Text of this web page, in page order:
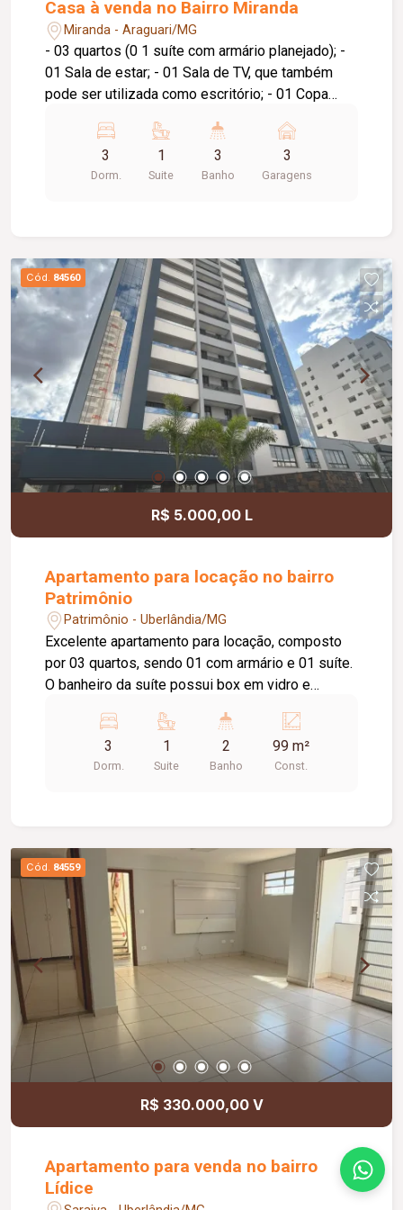
Casa à venda no Bairro Miranda
Miranda - Araguari/MG
- 03 quartos (0 1 suíte com armário planejado); -
01 Sala de estar; - 01 Sala de TV, que também
pode ser utilizada como escritório; - 01 Copa
cooktop; - 01 Banheiro social; - 01 Lavanderia; -
Garagem coberta com espaço para 03 veículos; -
Portão eletrônico e sistema de câmeras de
ambientes amplos, excelente iluminação natural e
perfeito para quem busca conforto, segurança e
qualidade de vida.
3
Dorm.
1
Suite
3
Banho
3
Garagens
Cód. 84560
R$ 5.000,00 L
Apartamento para locação no bairro
Patrimônio
Patrimônio - Uberlândia/MG
Excelente apartamento para locação, composto
por 03 quartos, sendo 01 com armário e 01 suíte.
O banheiro da suíte possui box em vidro e
TV, proporcionando um ambiente aconchegante. A
cozinha dispõe de armários planejados, e a
sacada com churrasqueira é ideal para momentos
a pia, elevador e 01 vaga de garagem. O
condomínio oferece uma completa estrutura de
lazer, com piscina, espaço gourmet, sauna,
academia, brinquedoteca, salão de festas e sala
de jogos, proporcionando conforto, praticidade e
qualidade de vida aos moradores.
3
Dorm.
1
Suite
2
Banho
99 m²
Const.
Cód. 84559
R$ 330.000,00 V
Apartamento para venda no bairro
Lídice